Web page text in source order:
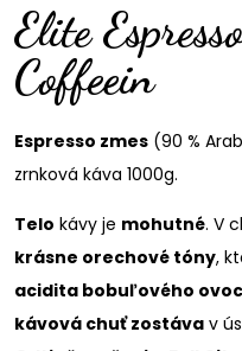
Elite
Coffeein
Espresso zmes (90 %
zrnková káva 1000g.
Telo kávy je mohutné. V
krásne orechové tóny,
acidita bobuľového
kávová chuť zostáva v